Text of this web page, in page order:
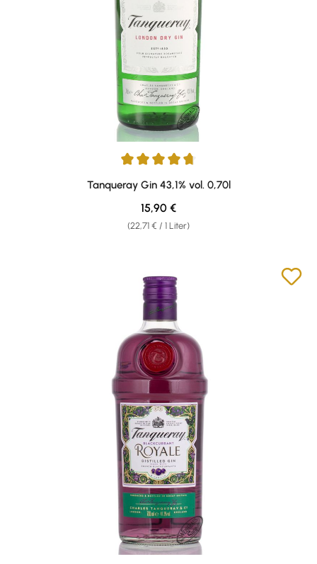
Durchschnittliche Bewertung von 4.81 von 5 Sternen
Tanqueray Gin 43,1% vol. 0,70l
(22,71 € / 1 Liter)
Regulärer Preis:
15,90 €